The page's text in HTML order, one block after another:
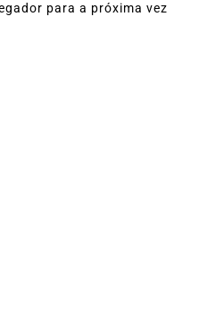
para a próxima vez